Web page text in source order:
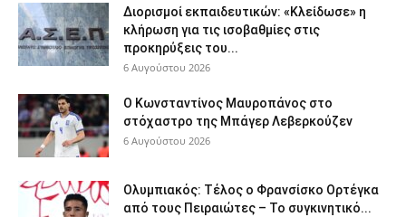
Διορισμοί εκπαιδευτικών: «Κλείδωσε» η
κλήρωση για τις ισοβαθμίες στις
προκηρύξεις του...
6 Αυγούστου 2026
Ο Κωνσταντίνος Μαυροπάνος στο
στόχαστρο της Μπάγερ Λεβερκούζεν
6 Αυγούστου 2026
Ολυμπιακός: Τέλος ο Φρανσίσκο Ορτέγκα
από τους Πειραιώτες – Το συγκινητικό...